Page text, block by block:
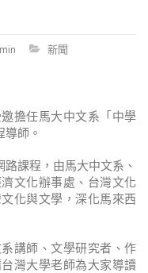
新聞
擔任馬大中文系「中學
師。
課程，由馬大中文系、
文化辦事處、台灣文化
化與文學，深化馬來西
講師、文學研究者、作
灣大學老師為大家導讀